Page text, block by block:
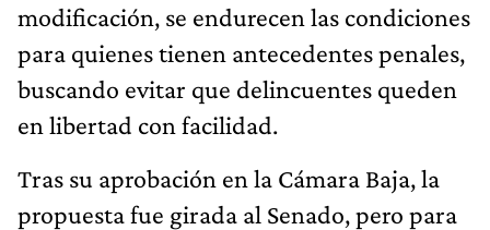
modificación, se endurecen las condiciones
para quienes tienen antecedentes penales,
buscando evitar que delincuentes queden
en libertad con facilidad.
Tras su aprobación en la Cámara Baja, la
propuesta fue girada al Senado, pero para